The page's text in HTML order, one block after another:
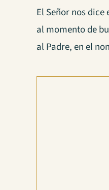
El Señor nos
al momento de
al Padre, en el